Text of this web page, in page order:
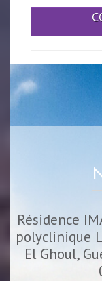
Résidence
polyclinique
El Ghoul,